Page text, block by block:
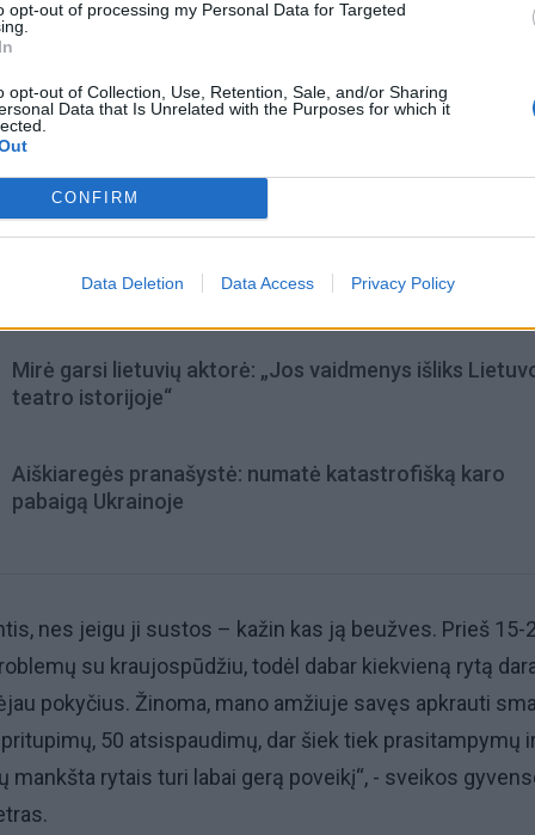
opt-out of processing my Personal Data for Targeted
opt-out of Collection, Use, Retention, Sale, and/or Sharing
Data that Is Unrelated with the Purposes for which it
CONFIRM
Data Deletion Data Access Privacy Policy
Mirė garsi lietuvių aktorė: „Jos vaidmenys išliks
teatro istorijoje“
Aiškiaregės pranašystė: numatė katastrofišką karo
pabaigą Ukrainoje
nes jeigu ji sustos – kažin kas ją beužves. Prieš 15-
su kraujospūdžiu, todėl dabar kiekvieną rytą
pokyčius. Žinoma, mano amžiuje savęs apkrauti
50 atsispaudimų, dar šiek tiek prasitampymų
mankšta rytais turi labai gerą poveikį“, - sveikos